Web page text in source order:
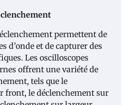
permettent de
d’onde et de capturer des
Les oscilloscopes
offrent une variété de
tels que le
front, le déclenchement sur